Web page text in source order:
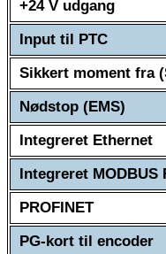
+24 V udgang
Input til PTC
Sikkert moment fra
Nødstop (EMS)
Integreret Ethernet
Integreret MODBUS
PROFINET
PG-kort til encoder